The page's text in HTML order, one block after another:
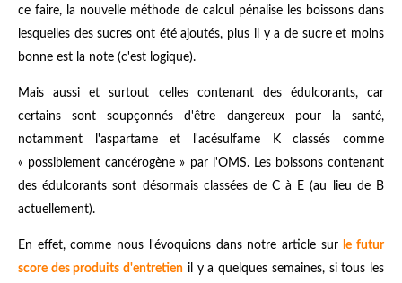
ce faire, la nouvelle méthode de calcul pénalise les boissons dans
lesquelles des sucres ont été ajoutés, plus il y a de sucre et moins
bonne est la note (c'est logique).
Mais aussi et surtout celles contenant des édulcorants, car
certains sont soupçonnés d'être dangereux pour la santé,
notamment l'aspartame et l'acésulfame K classés comme
« possiblement cancérogène » par l'OMS. Les boissons contenant
des édulcorants sont désormais classées de C à E (au lieu de B
actuellement).
En effet, comme nous l'évoquions dans notre article sur le futur
score des produits d'entretien il y a quelques semaines, si tous les